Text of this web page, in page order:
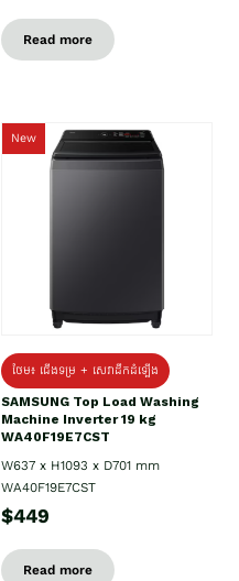
Read more
New
ថែម៖ ជើងទម្រ + សេវាដឹកដំឡើង
SAMSUNG Top Load Washing
Machine Inverter 19 kg
WA40F19E7CST
W637 x H1093 x D701 mm
WA40F19E7CST
$449
Read more